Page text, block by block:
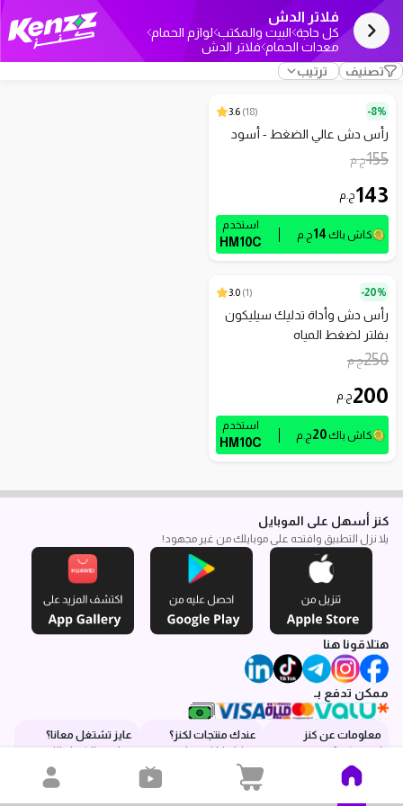
فلاتر الدش
كل حاجة البيت والمكتب لوازم الحمام
معدات الحمام فلاتر الدش
تصنيف
ترتيب
8%-
(
18
)
3.6
رأس دش عالي الضغط - أسود
155ج.م
143ج.م
كاش باك 14ج.م
استخدم
HM10C
20%-
(
1
)
3.0
رأس دش وأداة تدليك سيليكون
بفلتر لضغط المياه
250ج.م
200ج.م
كاش باك 20ج.م
استخدم
HM10C
كنز أسهل على الموبايل
يلا نزل التطبيق وافتحه على موبايلك من غير مجهود!
هتلاقونا هنا
ممكن تدفع بـ
معلومات عن كنز
إيه هو كنز؟
عندك سؤال؟
سياسة الاسترجاع
عندك منتجات لكنز؟
قولنا بياناتك هنا
وهنكلمك في أسرع
وقت
عايز تشتغل معانا؟
هتلاقي الشغل اللي